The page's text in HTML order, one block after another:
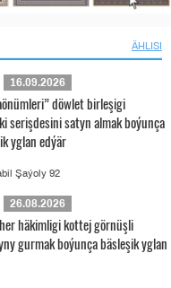
ÄHLISI
16.09.2026
döwlet birleşigi
serişdesini satyn almak boýunça
yglan edýär
Şaýoly 92
26.08.2026
häkimligi kottej görnüşli
gurmak boýunça bäsleşik yglan